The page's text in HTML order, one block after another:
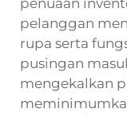
pelanggan
rupa serta
pusingan
mengekalkan